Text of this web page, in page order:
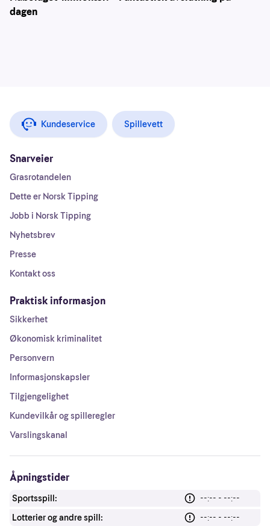
dagen
Kundeservice Spillevett
Snarveier
Grasrotandelen
Dette er Norsk Tipping
Jobb i Norsk Tipping
Nyhetsbrev
Presse
Kontakt oss
Praktisk informasjon
Sikkerhet
Økonomisk kriminalitet
Personvern
Informasjonskapsler
Tilgjengelighet
Kundevilkår og spilleregler
Varslingskanal
Åpningstider
Sportsspill:
--:-- - --:--
Lotterier og andre spill:
--:-- - --:--